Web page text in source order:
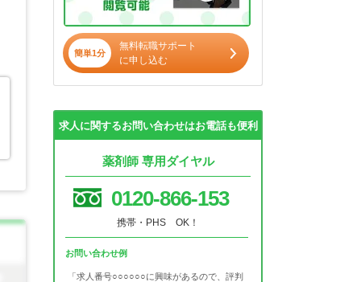
簡単1分
無料転職サポート
に申し込む
求人に関するお問い合わせはお電話も便利
薬剤師 専用ダイヤル
0120-866-153
携帯・PHS OK！
お問い合わせ例
「求人番号○○○○○○に興味があるので、評判